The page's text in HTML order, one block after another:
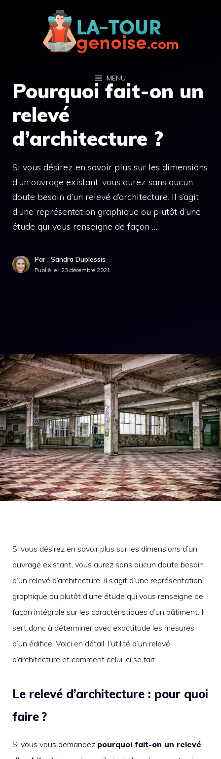
MENU
Pourquoi fait-on un
relevé
d’architecture ?
Si vous désirez en savoir plus sur les dimensions
d’un ouvrage existant, vous aurez sans aucun
doute besoin d’un relevé d’architecture. Il s’agit
d’une représentation graphique ou plutôt d’une
étude qui vous renseigne de façon …
Par : Sandra Duplessis
Publié le : 23 décembre 2021
Si vous désirez en savoir plus sur les dimensions d’un
ouvrage existant, vous aurez sans aucun doute besoin
d’un relevé d’architecture. Il s’agit d’une représentation
graphique ou plutôt d’une étude qui vous renseigne de
façon intégrale sur les caractéristiques d’un bâtiment. Il
sert donc à déterminer avec exactitude les mesures
d’un édifice. Voici en détail l’utilité d’un relevé
d’architecture et comment celui-ci se fait.
Le relevé d’architecture : pour quoi
faire ?
Si vous vous demandez pourquoi fait-on un relevé